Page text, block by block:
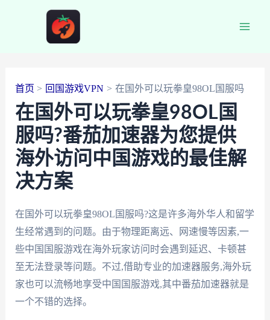
首页 回国游戏VPN 在国外可以玩拳皇98OL国服吗
在国外可以玩拳皇98OL国
服吗?番茄加速器为您提供
海外访问中国游戏的最佳解
决方案
在国外可以玩拳皇98OL国服吗?这是许多海外华人和留学
生经常遇到的问题。由于物理距离远、网速慢等因素,一
些中国国服游戏在海外玩家访问时会遇到延迟、卡顿甚
至无法登录等问题。不过,借助专业的加速器服务,海外玩
家也可以流畅地享受中国国服游戏,其中番茄加速器就是
一个不错的选择。